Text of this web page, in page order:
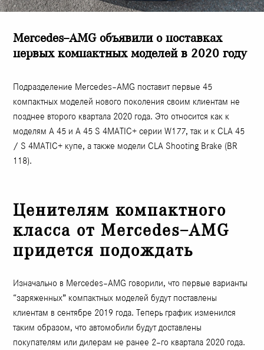
Mercedes–AMG объявили о поставках
первых компактных моделей в 2020 году
Подразделение Mercedes–AMG поставит первые 45
компактных моделей нового поколения своим клиентам не
позднее второго квартала 2020 года. Это относится как к
моделям A 45 и A 45 S 4MATIC+ серии W177, так и к CLA 45
/ S 4MATIC+ купе, а также модели CLA Shooting Brake (BR
118).
Ценителям компактного
класса от Mercedes–AMG
придется подождать
Изначально в Mercedes–AMG говорили, что первые варианты
“заряженных” компактных моделей будут поставлены
клиентам в сентябре 2019 года. Теперь график изменился
таким образом, что автомобили будут доставлены
покупателям или дилерам не ранее 2–го квартала 2020 года.